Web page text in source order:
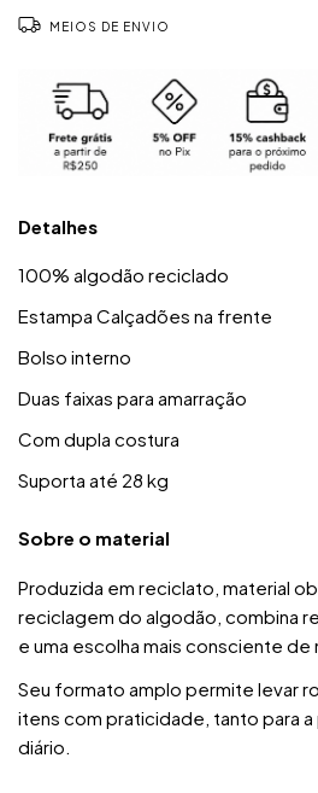
MEIOS DE ENVIO
Detalhes
100% algodão reciclado
Estampa Calçadões na frente
Bolso interno
Duas faixas para amarração
Com dupla costura
Suporta até 28 kg
Sobre o material
Produzida em reciclato, material
reciclagem do algodão, combina
e uma escolha mais consciente de
Seu formato amplo permite levar
itens com praticidade, tanto para a
diário.